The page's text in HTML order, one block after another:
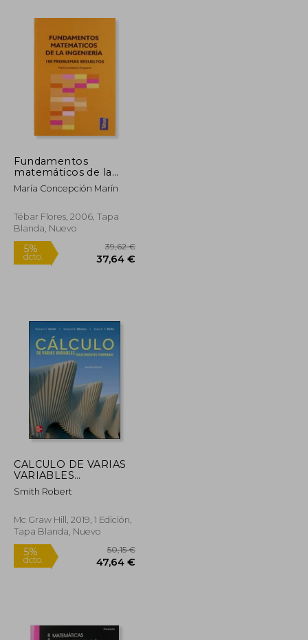
71,99 €
28,90 €
27,46 €
Fundamentos
matemáticos de la
ingeniería: 100
problemas resueltos
María Concepción Marín
Tébar Flores, 2006, Tapa
Blanda, Nuevo
5%
dcto.
CALCULO DE VARIAS
VARIABLES
TRASCENDENTES
TEMPRANAS
Smith Robert
Mc Graw Hill, 2019, 1 Edición,
Tapa Blanda, Nuevo